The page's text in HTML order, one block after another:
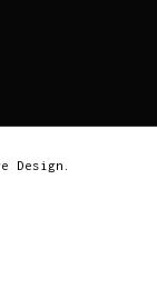
Design.